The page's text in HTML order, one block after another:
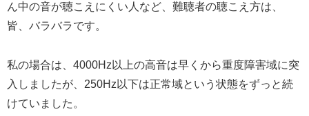
ん中の音が聴こえにくい人など、難聴者の聴こえ方は、
皆、バラバラです。
私の場合は、4000Hz以上の高音は早くから重度障害域に突
入しましたが、250Hz以下は正常域という状態をずっと続
けていました。